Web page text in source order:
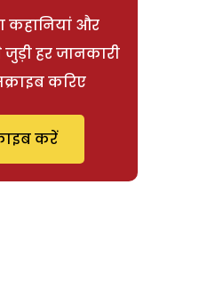
कहानियां और
जुड़ी हर जानकारी
करिए
करें